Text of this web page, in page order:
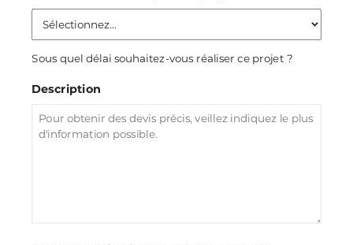
Sous quel délai souhaitez-vous réaliser ce projet ?
Description